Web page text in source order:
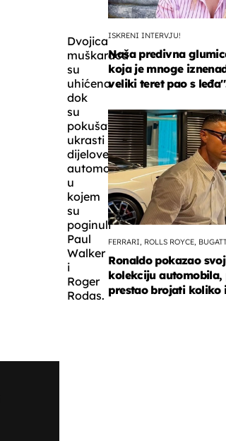
Dvojica
muškaraca
su
uhićena
dok
su
pokušavala
ukrasti
dijelove
automobila
u
kojem
su
poginuli
Paul
Walker
i
Roger
Rodas.
ISKRENI INTERVJU!
Naša predivna
koja je mnoge
veliki teret pao s
FERRARI, ROLLS ROYCE,
Ronaldo pokazao
kolekciju automobila,
prestao brojati koliko